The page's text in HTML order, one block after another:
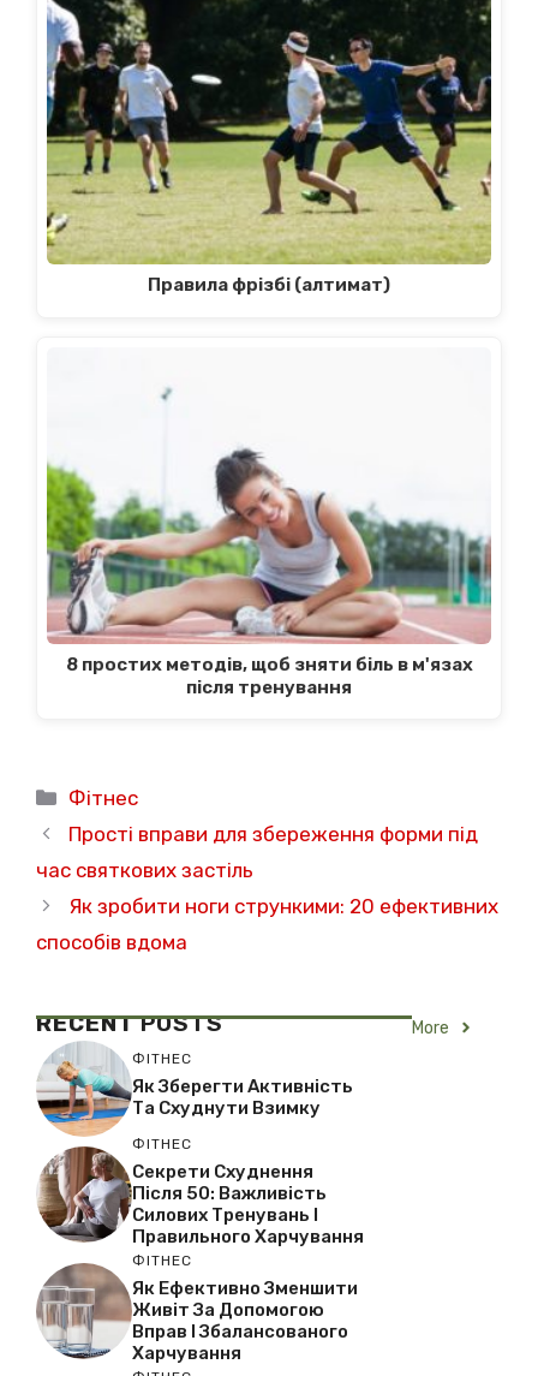
Правила фрізбі (алтимат)
8 простих методів, щоб зняти біль в м'язах
після тренування
Категорії
Фітнес
Прості вправи для збереження форми під
час святкових застіль
Як зробити ноги стрункими: 20 ефективних
способів вдома
RECENTPOSTS More
ФІТНЕС
Як Зберегти Активність
Та Схуднути Взимку
ФІТНЕС
Секрети Схуднення
Після 50: Важливість
Силових Тренувань І
Правильного Харчування
ФІТНЕС
Як Ефективно Зменшити
Живіт За Допомогою
Вправ І Збалансованого
Харчування